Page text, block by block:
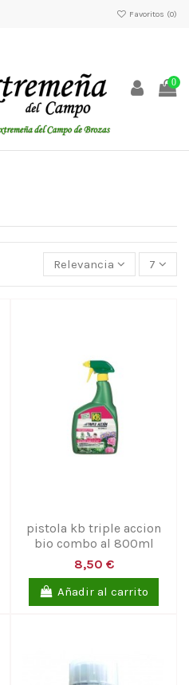
Favoritos (0)
0
Relevancia 7
pistola kb triple accion
bio combo al 800ml
8,50 €
Añadir al carrito